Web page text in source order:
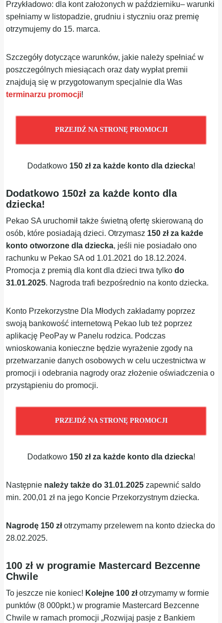
Przykładowo: dla kont założonych w październiku– warunki
spełniamy w listopadzie, grudniu i styczniu oraz premię
otrzymujemy do 15. marca.
Szczegóły dotyczące warunków, jakie należy spełniać w
poszczególnych miesiącach oraz daty wypłat premii
znajdują się w przygotowanym specjalnie dla Was
terminarzu promocji!
PRZEJDŹ NA STRONĘ PROMOCJI
Dodatkowo 150 zł za każde konto dla dziecka!
Dodatkowo 150zł za każde konto dla
dziecka!
Pekao SA uruchomił także świetną ofertę skierowaną do
osób, które posiadają dzieci. Otrzymasz 150 zł za każde
konto otworzone dla dziecka, jeśli nie posiadało ono
rachunku w Pekao SA od 1.01.2021 do 18.12.2024.
Promocja z premią dla kont dla dzieci trwa tylkodo
31.01.2025. Nagroda trafi bezpośrednio na konto dziecka.
Konto Przekorzystne Dla Młodych zakładamy poprzez
swoją bankowość internetową Pekao lub też poprzez
aplikację PeoPay w Panelu rodzica. Podczas
wnioskowania konieczne będzie wyrażenie zgody na
przetwarzanie danych osobowych w celu uczestnictwa w
promocji i odebrania nagrody oraz złożenie oświadczenia o
przystąpieniu do promocji.
PRZEJDŹ NA STRONĘ PROMOCJI
Dodatkowo 150 zł za każde konto dla dziecka!
Następnie należy także do 31.01.2025 zapewnić saldo
min. 200,01 zł na jego Koncie Przekorzystnym dziecka.
Nagrodę 150 złotrzymamy przelewem na konto dziecka do
28.02.2025.
100 zł w programie Mastercard Bezcenne
Chwile
To jeszcze nie koniec! Kolejne 100 złotrzymamy w formie
punktów (8 000pkt.) w programie Mastercard Bezcenne
Chwile w ramach promocji „Rozwijaj pasje z Bankiem